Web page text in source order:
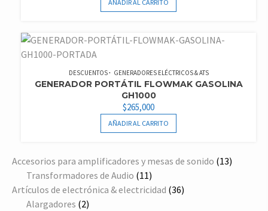
AÑADIR AL CARRITO
DESCUENTOS GENERADORES ELÉCTRICOS & ATS
GENERADOR PORTÁTIL FLOWMAK GASOLINA
GH1000
$265,000
AÑADIR AL CARRITO
Accesorios para amplificadores y mesas de sonido 1313
Transformadores de Audio 1111
productos
Artículos de electrónica & electricidad 3636
Alargadores 22